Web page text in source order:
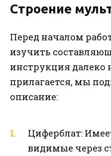
Строение
Перед началом
изучить
инструкция далеко
прилагается, мы
описание:
Циферблат:
видимые через